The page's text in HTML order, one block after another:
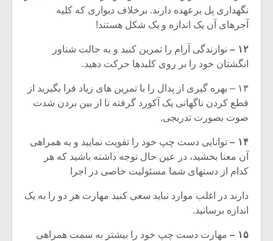
نگهداری پل برعهده دارند. برخلاف دیواری که کلیه
آجرهای آن یک اندازه و یک شکل هستند!
۱۲ –
نوازندگی آرام را تمرین کنید و به حالت شناور
انگشتان خود را بر روی کلیدها حرکت دهید.
۱۳ – بهره گیری از پدال را با تمرین های زیاد فرا بگیرید از
قطع کردن ناگهانی یک آکورد گرفته تا از بین بردن شدت
صوت بصورت تدریجی.
۱۴ –
توانایی دست چپ خود را تقویت نمایید و به همراهی
آن معنا بخشید، در عین حال توجه داشته باشید که هر
کدام از دستهای شما مسئولیت خاصی در اجرا
دارند در اغلب موارد نباید سعی کنید مهارت هر دو را به یک
اندازه برسانید.
۱۵ –
مهارت دست چپ خود را بیشتر به سمت همراهی